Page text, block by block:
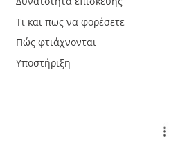
Τι και πως να φορέσετε
Πώς φτιάχνονται
Υποστήριξη